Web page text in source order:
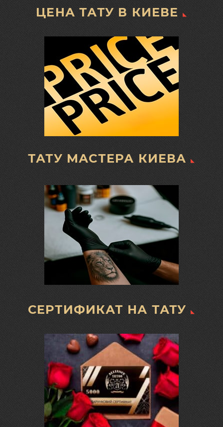
ЦЕНА ТАТУ В КИЕВЕ
ТАТУ МАСТЕРА КИЕВА
СЕРТИФИКАТ НА ТАТУ